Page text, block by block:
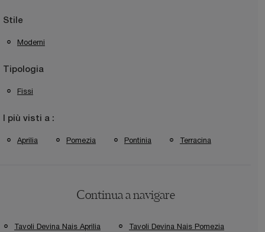
Stile
Moderni
Tipologia
Fissi
I più visti a :
Aprilia Pomezia Pontinia Terracina
Continua a navigare
Tavoli Devina Nais Aprilia Tavoli Devina Nais Pomezia